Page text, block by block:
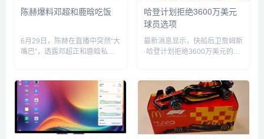
陈赫爆料邓超和鹿晗吃饭
6月29日，陈赫在直播中突然“大
嘴巴”，透露邓超正和鹿晗私下
自己也去吃饭了”。没想到，当
天邓超就在微博发文回应：“反
正就是在一起呗”，配文简短却...
哈登计划拒绝3600万美元
球员选项
最新消息显示，快船后卫詹姆斯
·哈登计划拒绝3600万美元的球